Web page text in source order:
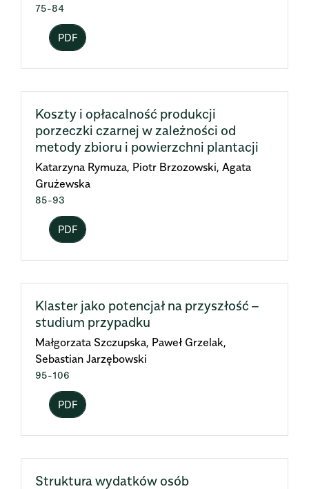
75-84
PDF
Koszty i opłacalność produkcji
porzeczki czarnej w zależności od
metody zbioru i powierzchni plantacji
Katarzyna Rymuza, Piotr Brzozowski, Agata
Grużewska
85-93
PDF
Klaster jako potencjał na przyszłość –
studium przypadku
Małgorzata Szczupska, Paweł Grzelak,
Sebastian Jarzębowski
95-106
PDF
Struktura wydatków osób